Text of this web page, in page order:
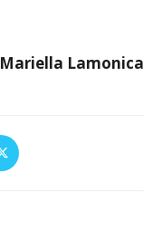
Mariella Lamonica